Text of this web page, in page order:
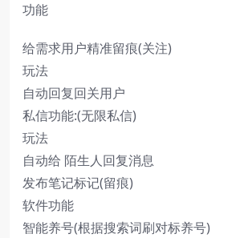
功能
给需求用户精准留痕(关注)
玩法
自动回复回关用户
私信功能:(无限私信)
玩法
自动给 陌生人回复消息
发布笔记标记(留痕)
软件功能
智能养号(根据搜索词刷对标养号)